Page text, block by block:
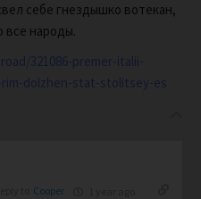
себе гнездышко вотекан,
все народы.
321086-premer-italii-
dolzhen-stat-stolitsey-es
Cooper